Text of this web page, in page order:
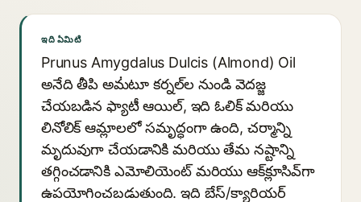
ఇది ఏమిటి
Prunus Amygdalus Dulcis (Almond) Oil
అనేది తీపి అమंటూ కర్నల్‌ల నుండి వెదజ్జ
చేయబడిన ఫ్యాటీ ఆయిల్, ఇది ఓలిక్ మరియు
లినోలిక్ ఆమ్లాలలో సమృద్ధంగా ఉంది, చర్మాన్ని
మృదువుగా చేయడానికి మరియు తేమ నష్టాన్ని
తగ్గించడానికి ఎమోలియెంట్ మరియు ఆక్‌క్లూసివ్‌గా
ఉపయోగించబడుతుంది. ఇది బేస్/క్యారియర్